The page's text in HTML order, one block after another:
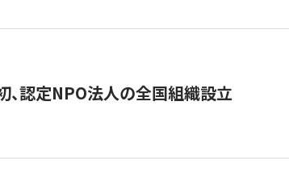
、認定NPO法人の全国組織設立